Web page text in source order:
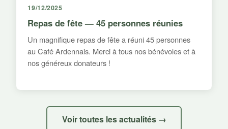
19/12/2025
Repas de fête — 45 personnes réunies
Un magnifique repas de fête a réuni 45 personnes
au Café Ardennais. Merci à tous nos bénévoles et à
nos généreux donateurs !
Voir toutes les actualités →